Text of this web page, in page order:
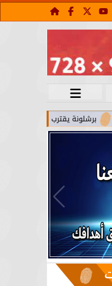
يقترب من استعادة جواو كانسيلو